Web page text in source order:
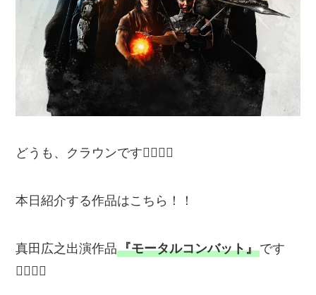
どうも、クラウンです🙋‍♂️🙋‍♂️
本日紹介する作品はこちら！！
真田広之出演作品『モータルコンバット』です
💁‍♂️💁‍♂️